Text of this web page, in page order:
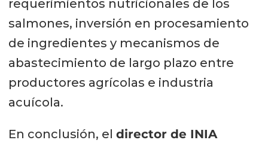
requerimientos nutricionales de los
salmones, inversión en procesamiento
de ingredientes y mecanismos de
abastecimiento de largo plazo entre
productores agrícolas e industria
acuícola.
En conclusión, el director de INIA